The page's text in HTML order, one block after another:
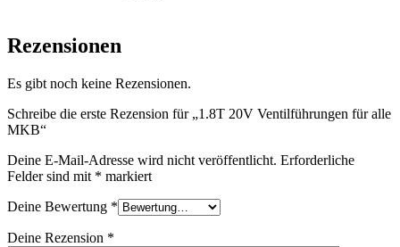
Rezensionen
Es gibt noch keine Rezensionen.
Schreibe die erste Rezension für „1.8T 20V Ventilführungen für alle
MKB“
Deine E-Mail-Adresse wird nicht veröffentlicht. Erforderliche
Felder sind mit * markiert
Deine Bewertung *
Deine Rezension *